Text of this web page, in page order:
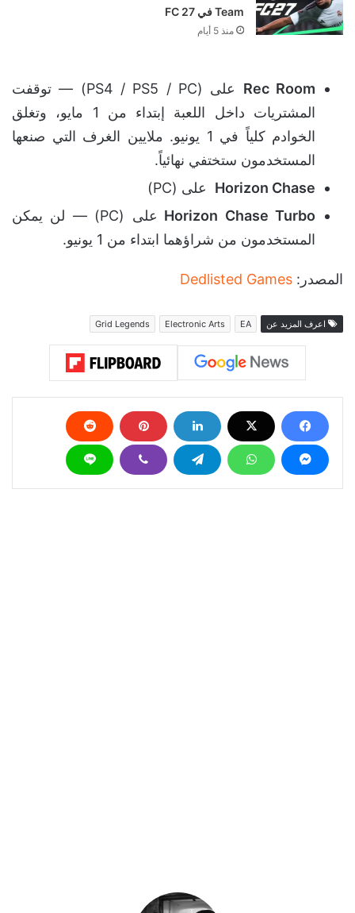
Team في FC 27
منذ 5 أيام
Rec Room
على (PS4 / PS5 / PC) — توقفت
المشتريات داخل اللعبة إبتداء من 1 مايو، وتغلق
الخوادم كلياً في 1 يونيو. ملايين الغرف التي صنعها
المستخدمون ستختفي نهائياً.
Horizon Chase على (PC)
Horizon Chase Turbo
على (PC) — لن يمكن
المستخدمون من شراؤهما ابتداء من 1 يونيو.
المصدر:
اعرف المزيد عن EA
Electronic Arts
Grid Legends